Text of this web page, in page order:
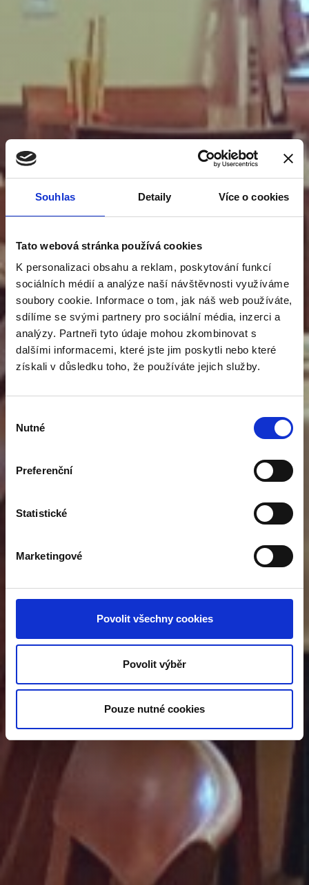
Souhlas Detaily Více o cookies
Tato webová stránka používá cookies
K personalizaci obsahu a reklam, poskytování funkcí
sociálních médií a analýze naší návštěvnosti využíváme
soubory cookie. Informace o tom, jak náš web používáte,
sdílíme se svými partnery pro sociální média, inzerci a
analýzy. Partneři tyto údaje mohou zkombinovat s
dalšími informacemi, které jste jim poskytli nebo které
získali v důsledku toho, že používáte jejich služby.
souhlasu
Nutné
Preferenční
Statistické
Marketingové
Povolit všechny cookies
Povolit výběr
Pouze nutné cookies